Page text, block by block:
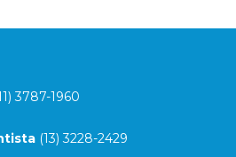
3787-1960
(13) 3228-2429